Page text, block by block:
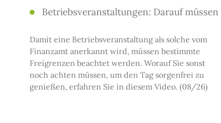
Betriebsveranstaltungen: Darauf
Damit eine Betriebsveranstaltung als solche vom
Finanzamt anerkannt wird, müssen bestimmte
Freigrenzen beachtet werden. Worauf Sie sonst
noch achten müssen, um den Tag sorgenfrei zu
genießen, erfahren Sie in diesem Video. (08/26)